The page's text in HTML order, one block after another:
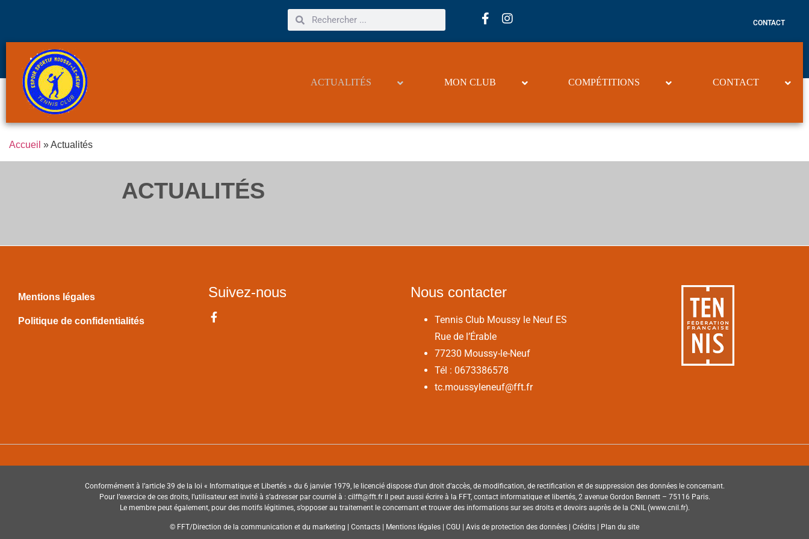
CONTACT
ACTUALITÉS MON CLUB COMPÉTITIONS CONTACT
Accueil »Actualités
ACTUALITÉS
Mentions légales
Politique de confidentialités
Suivez-nous Nous contacter
Tennis Club Moussy le Neuf ES
Rue de l’Érable
77230 Moussy-le-Neuf
Tél : 0673386578
tc.moussyleneuf@fft.fr
Conformément à l’article 39 de la loi « Informatique et Libertés » du 6 janvier 1979, le licencié dispose d’un droit d’accès, de modification, de rectification et de suppression des données le concernant.
Pour l’exercice de ces droits, l’utilisateur est invité à s’adresser par courriel à : cilfft@fft.fr Il peut aussi écrire à la FFT, contact informatique et libertés, 2 avenue Gordon Bennett – 75116 Paris.
Le membre peut également, pour des motifs légitimes, s’opposer au traitement le concernant et trouver des informations sur ses droits et devoirs auprès de la CNIL (www.cnil.fr).
© FFT/Direction de la communication et du marketing | Contacts | Mentions légales | CGU | Avis de protection des données | Crédits | Plan du site